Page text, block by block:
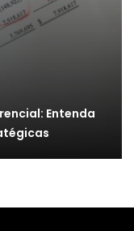
Entenda